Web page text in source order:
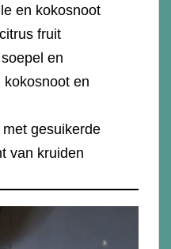
en kokosnoot
fruit
en
kokosnoot en
gesuikerde
van kruiden